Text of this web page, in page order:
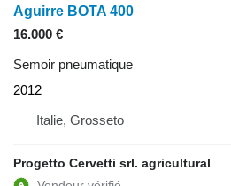
Aguirre BOTA 400
16.000 €
Semoir pneumatique
2012
Italie, Grosseto
Progetto Cervetti srl. agricultural